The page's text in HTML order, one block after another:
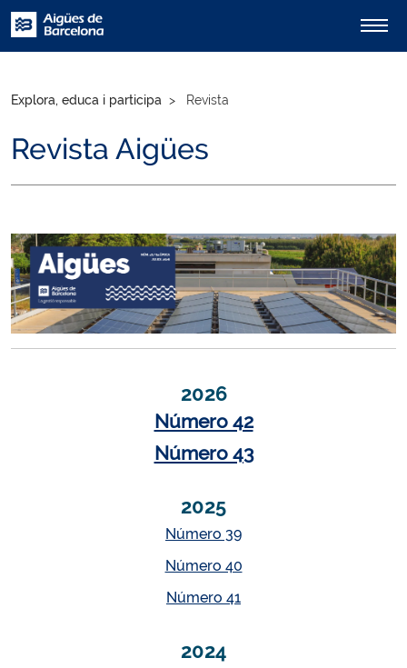
Explora, educa i participa Revista
Revista Aigües
2026
Número 42
Número 43
2025
Número 39
Número 40
Número 41
2024